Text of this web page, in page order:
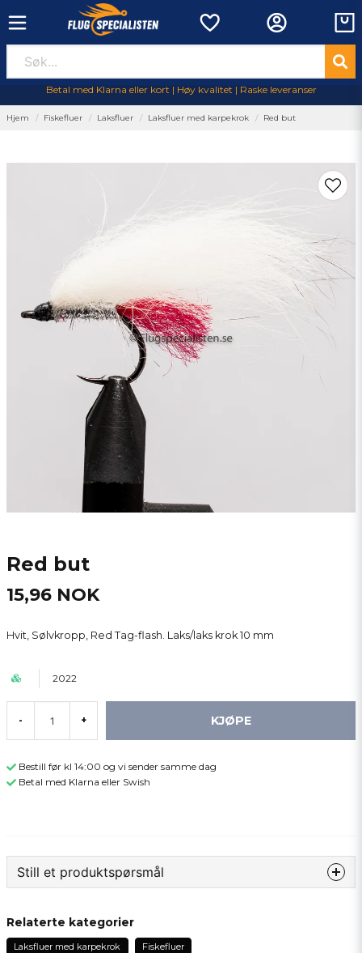
Betal med Klarna eller kort | Høy kvalitet | Raske leveranser
Hjem Fiskefluer Laksfluer Laksfluer med karpekrok Red but
Red but
15,96 NOK
Hvit, Sølvkropp, Red Tag-flash. Laks/laks krok 10 mm
2022
- + KJØPE
Bestill før kl 14:00 og vi sender samme dag
Betal med Klarna eller Swish
Still et produktspørsmål
Spør oss om noe om dette produktet...
Relaterte kategorier
Laksfluer med karpekrok Fiskefluer